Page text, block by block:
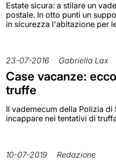
Estate sicura: a stilare un
postale. In otto punti un
in sicurezza l'abitazione per
23-07-2016 Gabriella Lax
Case vacanze:
truffe
Il vademecum della Polizia di
incappare nei tentativi di
10-07-2019 Redazione